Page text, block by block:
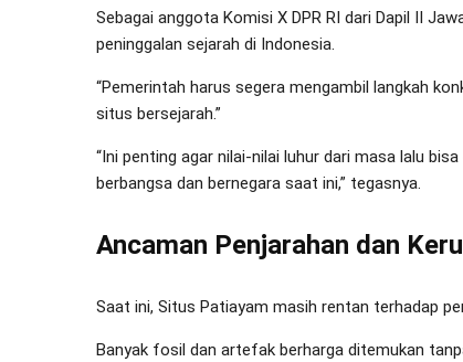
Sebagai anggota Komisi X DPR RI dari Dapil II
peninggalan sejarah di Indonesia.
“Pemerintah harus segera mengambil langkah
situs bersejarah.”
“Ini penting agar nilai-nilai luhur dari masa lalu
berbangsa dan bernegara saat ini,” tegasnya.
Ancaman Penjarahan dan
Saat ini, Situs Patiayam masih rentan terhadap
Banyak fosil dan artefak berharga ditemukan